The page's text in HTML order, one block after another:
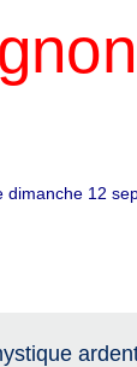
dimanche 12